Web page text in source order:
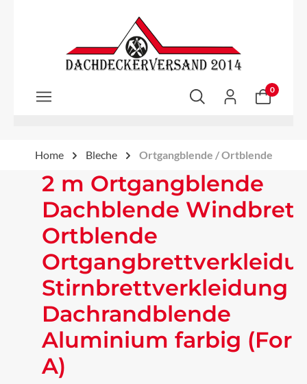
Zum Hauptinhalt springen
0
Home Bleche Ortgangblende / Ortblende
2 m Ortgangblende
Dachblende Windbrett
Ortblende
Stirnbrettverkleidung
Dachrandblende
Aluminium farbig
A)